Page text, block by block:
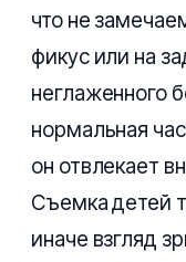
что не
фикус или на
неглаженного
нормальная
он отвлекает
Съемка детей
иначе взгляд